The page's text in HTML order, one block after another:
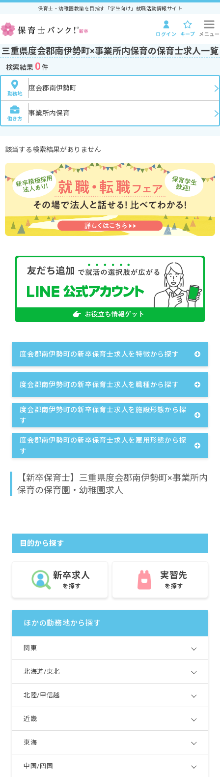
保育士・幼稚園教諭を目指す「学生向け」就職活動情報サイト
ログイン キープ メニュー
三重県度会郡南伊勢町×事業所内保育の保育士求人一覧
検索結果 0件
勤務地
度会郡南伊勢町
働き方
事業所内保育
該当する検索結果がありません
度会郡南伊勢町の新卒保育士求人を特徴から探す
度会郡南伊勢町の新卒保育士求人を職種から探す
度会郡南伊勢町の新卒保育士求人を施設形態から探
す
度会郡南伊勢町の新卒保育士求人を雇用形態から探
す
【新卒保育士】三重県度会郡南伊勢町×事業所内
保育の保育園・幼稚園求人
目的から探す
新卒求人
を探す
実習先
を探す
ほかの勤務地から探す
関東
北海道/東北
北陸/甲信越
近畿
東海
中国/四国